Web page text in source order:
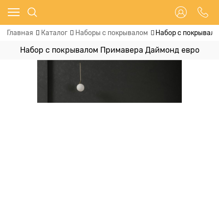
Главная Каталог Наборы с покрывалом Набор с
Набор с покрывалом Примавера Даймонд евро